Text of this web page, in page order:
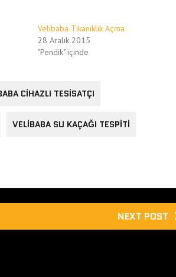
Velibaba Tıkanıklık Açma
28 Aralık 2015
"Pendik" içinde
CIHAZLI TESISATÇI
VELIBABA SU KAÇAĞI TESPITI
NEXT POST